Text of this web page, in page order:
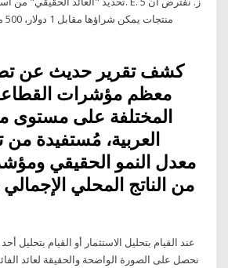
كشف تقرير حديث عن
معظم مؤشرات
المختلفة على مستوى
العربية، مُستفيدة
معدل النمو الحقيقي
من الناتج المحلي
عند القيام بتحليل الاستثمار أو القيام
نحصل على الصورة الواضحة والحقيقة لعائد